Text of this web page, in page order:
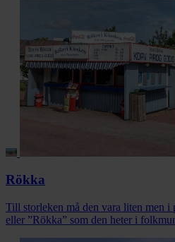
Rökka
Till storleken må den vara liten men
eller ”Rökka” som den heter i